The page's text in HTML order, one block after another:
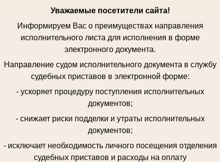
Уважаемые посетители сайта!
Информируем Вас о преимуществах направления
исполнительного листа для исполнения в форме
электронного документа.
Направление судом исполнительного документа в службу
судебных приставов в электронной форме:
- ускоряет процедуру поступления исполнительных
документов;
- снижает риски подделки и утраты исполнительных
документов;
- исключает необходимость личного посещения отделения
судебных приставов и расходы на оплату